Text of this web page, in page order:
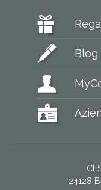
Blog
24128